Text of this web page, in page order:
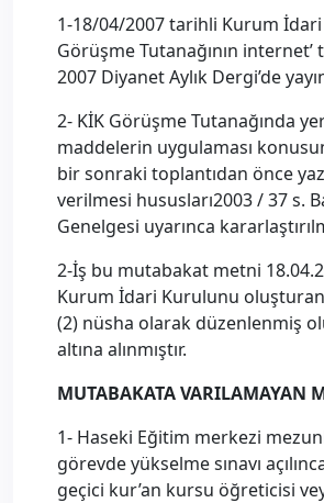
1-18/04/2007 tarihli Kurum
Görüşme Tutanağının internet’
2007 Diyanet Aylık Dergi’de
2- KİK Görüşme Tutanağında
maddelerin uygulaması
bir sonraki toplantıdan önce
verilmesi hususları2003 / 37 s.
Genelgesi uyarınca
2-İş bu mutabakat metni
Kurum İdari Kurulunu
(2) nüsha olarak düzenlenmiş
altına alınmıştır.
MUTABAKATA VARILAMAYAN
1- Haseki Eğitim merkezi
görevde yükselme sınavı
geçici kur’an kursu öğreticisi